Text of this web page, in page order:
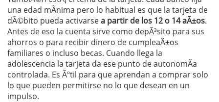
una edad mÃ­nima pero lo habitual es que la tarjeta de
dÃ©bito pueda activarsea partir de los 12 o 14 aÃ±os.
Antes de eso la cuenta sirve como depÃ³sito para sus
ahorros o para recibir dinero de cumpleaÃ±os
familiares o incluso becas. Cuando llega la
adolescencia la tarjeta da ese punto de autonomÃ­a
controlada. Es Ãºtil para que aprendan a comprar solo
lo que pueden permitirse no lo que desean en un
impulso.